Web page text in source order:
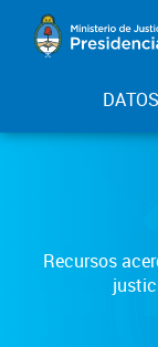
DATOS
Recursos